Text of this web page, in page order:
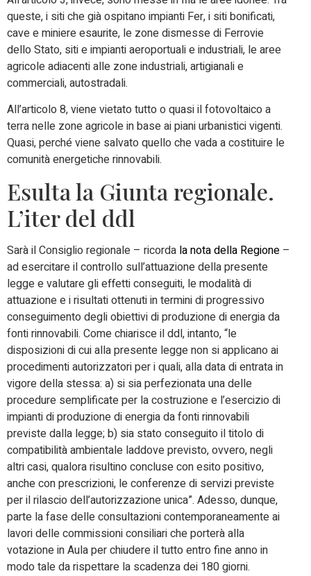
queste, i siti che già ospitano impianti Fer, i siti bonificati,
cave e miniere esaurite, le zone dismesse di Ferrovie
dello Stato, siti e impianti aeroportuali e industriali, le aree
agricole adiacenti alle zone industriali, artigianali e
commerciali, autostradali.
All’articolo 8, viene vietato tutto o quasi il fotovoltaico a
terra nelle zone agricole in base ai piani urbanistici vigenti.
Quasi, perché viene salvato quello che vada a costituire le
comunità energetiche rinnovabili.
Esulta la Giunta regionale.
L’iter del ddl
Sarà il Consiglio regionale – ricorda la nota della Regione –
ad esercitare il controllo sull’attuazione della presente
legge e valutare gli effetti conseguiti, le modalità di
attuazione e i risultati ottenuti in termini di progressivo
conseguimento degli obiettivi di produzione di energia da
fonti rinnovabili. Come chiarisce il ddl, intanto, “le
disposizioni di cui alla presente legge non si applicano ai
procedimenti autorizzatori per i quali, alla data di entrata in
vigore della stessa: a) si sia perfezionata una delle
procedure semplificate per la costruzione e l’esercizio di
impianti di produzione di energia da fonti rinnovabili
previste dalla legge; b) sia stato conseguito il titolo di
compatibilità ambientale laddove previsto, ovvero, negli
altri casi, qualora risultino concluse con esito positivo,
anche con prescrizioni, le conferenze di servizi previste
per il rilascio dell’autorizzazione unica”. Adesso, dunque,
parte la fase delle consultazioni contemporaneamente ai
lavori delle commissioni consiliari che porterà alla
votazione in Aula per chiudere il tutto entro fine anno in
modo tale da rispettare la scadenza dei 180 giorni.